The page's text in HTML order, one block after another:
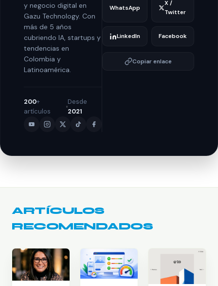
y negocio digital en
Gazu Technology. Con
más de 5 años
cubriendo IA, startups y
tendencias en
Colombia y
Latinoamérica.
200+
artículos
Desde
2021
WhatsApp
X /
Twitter
LinkedIn Facebook
Copiar enlace
ARTÍCULOS
RECOMENDADOS